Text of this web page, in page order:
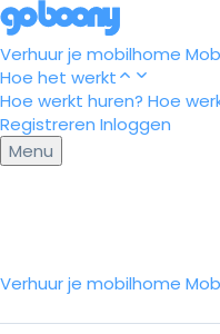
Verhuur je mobilhome
Hoe het werkt
Hoe werkt huren? Hoe
Registreren Inloggen
Menu
Verhuur je mobilhome